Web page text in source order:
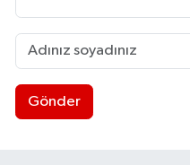
Gönder